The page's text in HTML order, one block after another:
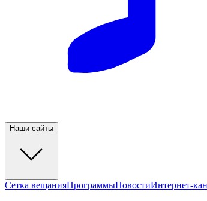
Наши сайты
Сетка вещанияПрограммыНовостиИнтернет-